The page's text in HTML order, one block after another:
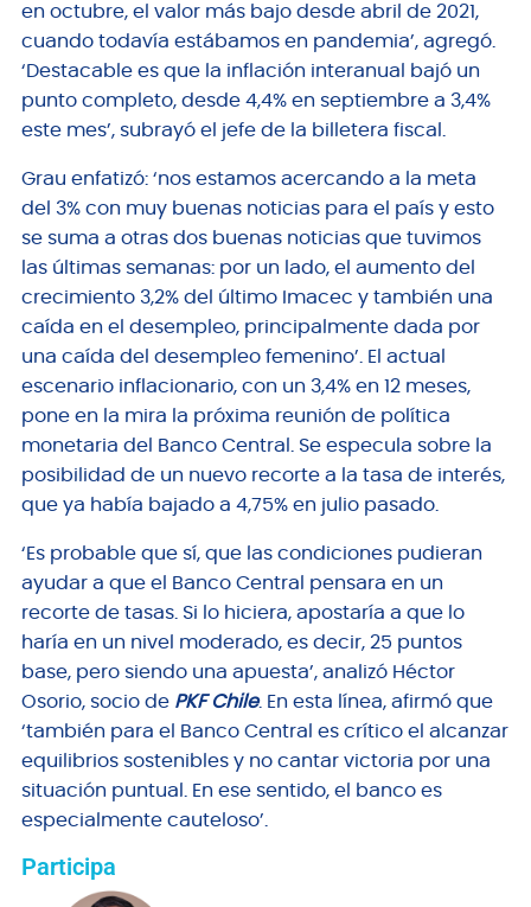
en octubre, el valor más bajo desde abril de 2021,
cuando todavía estábamos en pandemia’, agregó.
‘Destacable es que la inflación interanual bajó un
punto completo, desde 4,4% en septiembre a 3,4%
este mes’, subrayó el jefe de la billetera fiscal.
Grau enfatizó: ‘nos estamos acercando a la meta
del 3% con muy buenas noticias para el país y esto
se suma a otras dos buenas noticias que tuvimos
las últimas semanas: por un lado, el aumento del
crecimiento 3,2% del último Imacec y también una
caída en el desempleo, principalmente dada por
una caída del desempleo femenino’. El actual
escenario inflacionario, con un 3,4% en 12 meses,
pone en la mira la próxima reunión de política
monetaria del Banco Central. Se especula sobre la
posibilidad de un nuevo recorte a la tasa de interés,
que ya había bajado a 4,75% en julio pasado.
‘Es probable que sí, que las condiciones pudieran
ayudar a que el Banco Central pensara en un
recorte de tasas. Si lo hiciera, apostaría a que lo
haría en un nivel moderado, es decir, 25 puntos
base, pero siendo una apuesta’, analizó Héctor
Osorio, socio de PKF Chile. En esta línea, afirmó que
‘también para el Banco Central es crítico el alcanzar
equilibrios sostenibles y no cantar victoria por una
situación puntual. En ese sentido, el banco es
especialmente cauteloso’.
Participa